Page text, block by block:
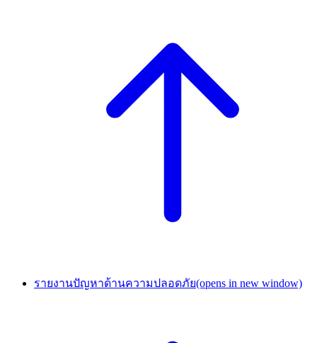
รายงานปัญหาด้านความปลอดภัย(opens in new window)